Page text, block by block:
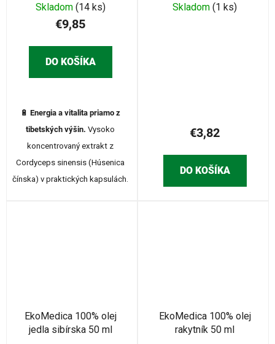
Skladom (14 ks)
€9,85
DO KOŠÍKA
🔋 Energia a vitalita priamo z
tibetských výšin. Vysoko
koncentrovaný extrakt z
Cordyceps sinensis (Húsenica
čínska) v praktických kapsulách.
Skladom (1 ks)
€3,82
DO KOŠÍKA
EkoMedica 100% olej
jedla sibírska 50 ml
EkoMedica 100% olej
rakytník 50 ml